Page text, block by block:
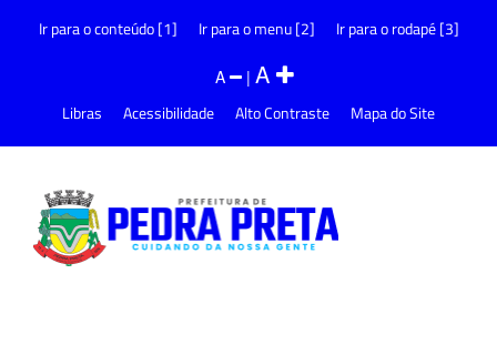
Ir para o conteúdo [1] Ir para o menu [2] Ir para o rodapé [3]
A |A
Libras Acessibilidade Alto Contraste Mapa do Site